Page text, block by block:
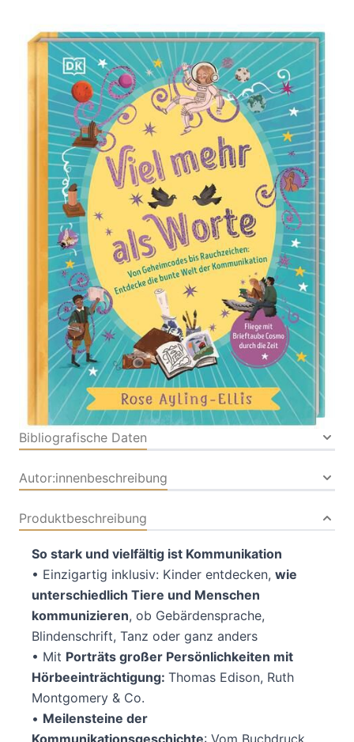
Viel mehr als Worte
Zur Wunschliste hinzufügen
Von Geheimcodes bis Rauchzeichen: Entdecke die
bunte Welt der Kommunikation. Für Kinder ab 7
Rose Ayling-Ellis
Verlag: DK Verlag
Dorling Kindersley|Dorling
Kindersley Verlag
29.05.2026
Buch 96 Seiten
Hardcover
ISBN: 978-3-
83105233-2
Bibliografische Daten
Autor:innenbeschreibung
Produktbeschreibung
So stark und vielfältig ist Kommunikation
• Einzigartig inklusiv: Kinder entdecken, wie
unterschiedlich Tiere und Menschen
kommunizieren, ob Gebärdensprache,
Blindenschrift, Tanz oder ganz anders
• Mit Porträts großer Persönlichkeiten mit
Hörbeeinträchtigung: Thomas Edison, Ruth
Montgomery & Co.
• Meilensteine der